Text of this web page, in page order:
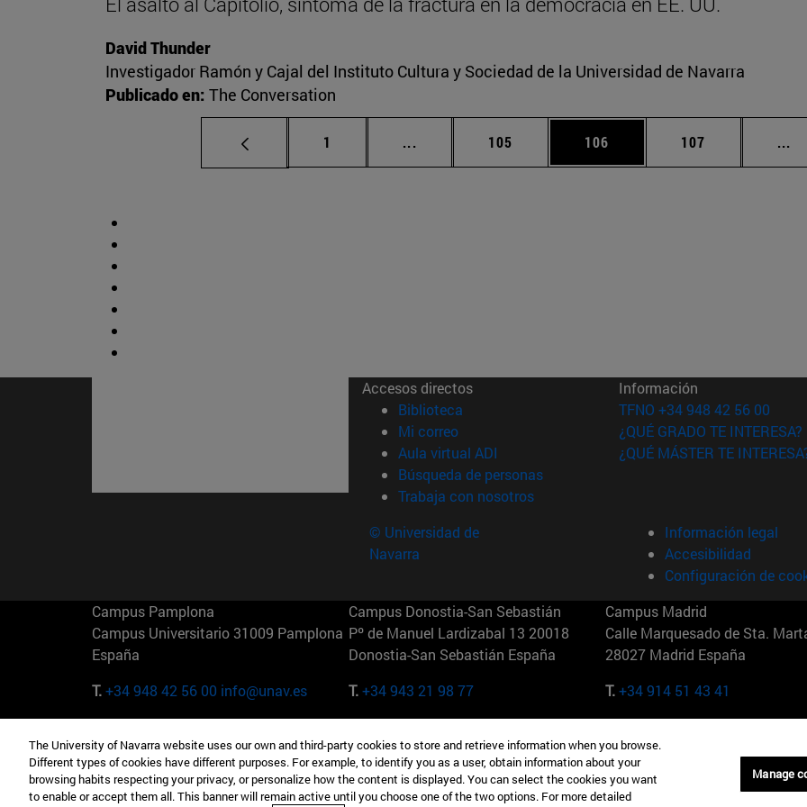
David Thunder
Investigador Ramón y Cajal del Instituto Cultura y Sociedad de la Universidad de Navarra
Publicado en: The Conversation
Página
1 ... Páginas intermedias Use TAB para desplazarse.
Página
105 Página
106 Página
107 ...
Accesos directos
Biblioteca (abre en nueva ventana)
Mi correo(abre en nueva ventana)
Aula virtual ADI (abre en nueva ventana)
Búsqueda de personas(abre en nueva ventana)
Trabaja con nosotros(abre en nueva ventana)
Información
TFNO +34 948 42 56 00
¿QUÉ GRADO TE INTERESA?
¿QUÉ MÁSTER TE
© Universidad de
Navarra
Información legal
Accesibilidad
Configuración de
Campus Pamplona
Campus Universitario 31009 Pamplona
España
T.+34 948 42 56 00 info@unav.es
Campus Donostia-San Sebastián
Pº de Manuel Lardizabal 13 20018
Donostia-San Sebastián España
T.+34 943 21 98 77
Campus Madrid
Calle Marquesado de Sta.
28027 Madrid España
T.+34 914 51 43 41
Camino del Cerro Águila 3 28023
Madrid España
165 W 57th St 10019-2201 Nueva York
EE.UU
Maria-Theresia-Straße 15 81675
Múnich Alemania
The University of Navarra website uses our own and third-party cookies to store and retrieve information when you browse.
Different types of cookies have different purposes. For example, to identify you as a user, obtain information about your
browsing habits respecting your privacy, or personalize how the content is displayed. You can select the cookies you want
to enable or accept them all. This banner will remain active until you choose one of the two options. For more detailed
Manage